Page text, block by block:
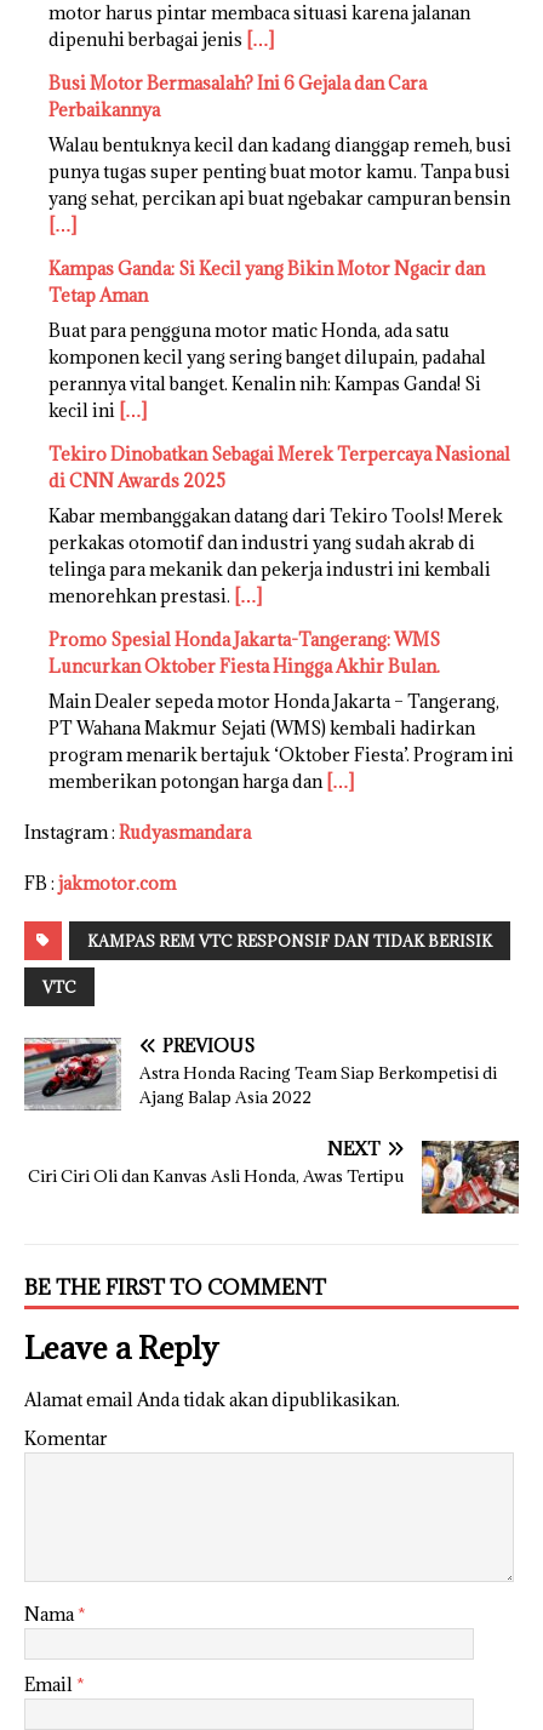
motor harus pintar membaca situasi karena jalanan
dipenuhi berbagai jenis […]
Busi Motor Bermasalah? Ini 6 Gejala dan Cara
Perbaikannya
Walau bentuknya kecil dan kadang dianggap remeh, busi
punya tugas super penting buat motor kamu. Tanpa busi
yang sehat, percikan api buat ngebakar campuran bensin
[…]
Kampas Ganda: Si Kecil yang Bikin Motor Ngacir dan
Tetap Aman
Buat para pengguna motor matic Honda, ada satu
komponen kecil yang sering banget dilupain, padahal
perannya vital banget. Kenalin nih: Kampas Ganda! Si
kecil ini […]
Tekiro Dinobatkan Sebagai Merek Terpercaya Nasional
di CNN Awards 2025
Kabar membanggakan datang dari Tekiro Tools! Merek
perkakas otomotif dan industri yang sudah akrab di
telinga para mekanik dan pekerja industri ini kembali
menorehkan prestasi. […]
Promo Spesial Honda Jakarta-Tangerang: WMS
Luncurkan Oktober Fiesta Hingga Akhir Bulan.
Main Dealer sepeda motor Honda Jakarta – Tangerang,
PT Wahana Makmur Sejati (WMS) kembali hadirkan
program menarik bertajuk ‘Oktober Fiesta’. Program ini
memberikan potongan harga dan […]
Instagram : Rudyasmandara
FB : jakmotor.com
KAMPAS REM VTC RESPONSIF DAN TIDAK BERISIK
VTC
PREVIOUS
Astra Honda Racing Team Siap Berkompetisi di
Ajang Balap Asia 2022
NEXT
Ciri Ciri Oli dan Kanvas Asli Honda, Awas Tertipu
BE THE FIRST TO COMMENT
Leave a Reply
Alamat email Anda tidak akan dipublikasikan.
Komentar
Nama*
Email *